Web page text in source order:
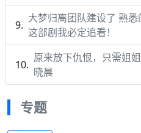
大梦归离团队建设了 熟悉
这部剧我必定追看！
原来放下仇恨，只需姐
晓晨
专题